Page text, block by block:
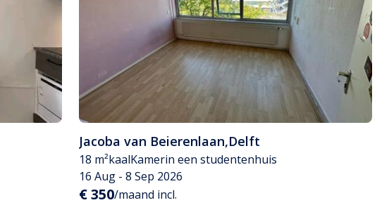
Jacoba van Beierenlaan,Delft
18 m²kaalKamerin een studentenhuis
16 Aug - 8 Sep 2026
€ 350/maand incl.